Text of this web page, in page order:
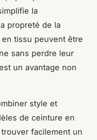
la
propreté de la
tissu peuvent être
sans perdre leur
un avantage non
style et
de ceinture en
facilement un